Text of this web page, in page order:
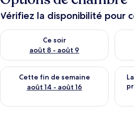
Vérifiez la disponibilité pour
Ce soir
août 8 - août 9
Vérifier la disponibilité pour ce soir
Cette fin de semaine
août 14 - août 16
Vérifier la disponibilité pour cette fin